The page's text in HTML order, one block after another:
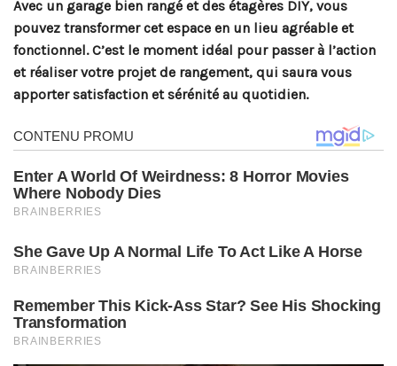
Avec un garage bien rangé et des étagères DIY, vous
pouvez transformer cet espace en un lieu agréable et
fonctionnel. C’est le moment idéal pour passer à l’action
et réaliser votre projet de rangement, qui saura vous
apporter satisfaction et sérénité au quotidien.